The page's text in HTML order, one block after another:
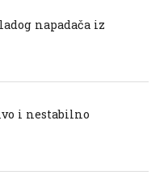
napadača iz
i nestabilno